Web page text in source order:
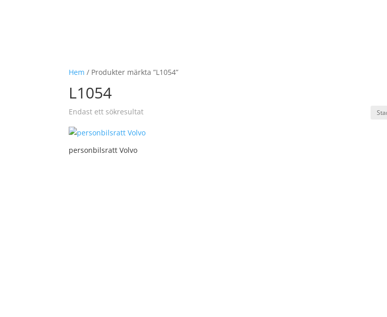
Hem / Produkter märkta ”L1054”
L1054
Endast ett sökresultat
personbilsratt Volvo